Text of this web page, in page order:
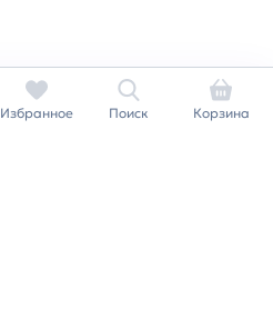
Избранное Поиск Корзина